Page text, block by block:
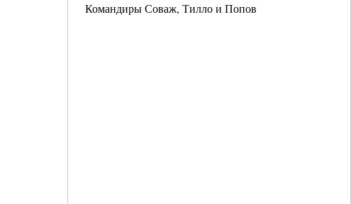
Командиры Соваж, Тилло и Попов